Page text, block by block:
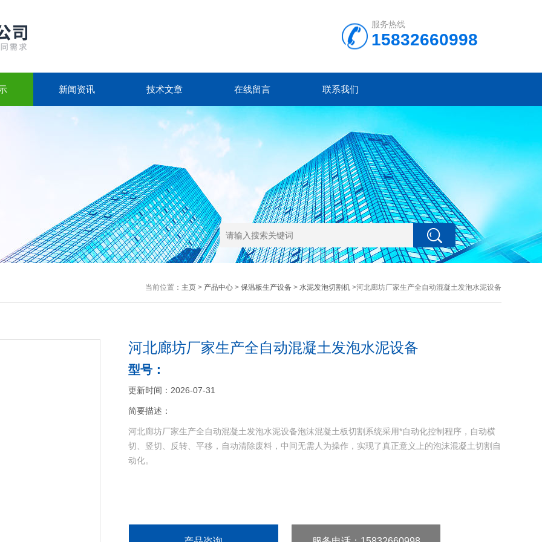
服务热线
15832660998
新闻资讯 技术文章 在线留言 联系我们
当前位置： 主页> 产品中心> 保温板生产设备> 水泥发泡切割机>河北廊坊厂家生产全自动混凝土发泡水泥设备
河北廊坊厂家生产全自动混凝土发泡水泥设备
型号：
更新时间：2026-07-31
简要描述：
河北廊坊厂家生产全自动混凝土发泡水泥设备泡沫混凝土板切割系统采用*自动化控制程序，自动横
切、竖切、反转、平移，自动清除废料，中间无需人为操作，实现了真正意义上的泡沫混凝土切割自
动化。